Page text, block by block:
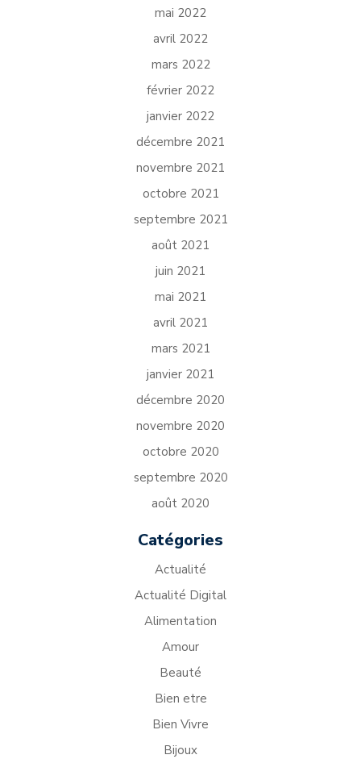
mai 2022
avril 2022
mars 2022
février 2022
janvier 2022
décembre 2021
novembre 2021
octobre 2021
septembre 2021
août 2021
juin 2021
mai 2021
avril 2021
mars 2021
janvier 2021
décembre 2020
novembre 2020
octobre 2020
septembre 2020
août 2020
Catégories
Actualité
Actualité Digital
Alimentation
Amour
Beauté
Bien etre
Bien Vivre
Bijoux